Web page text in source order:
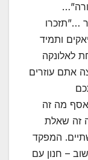
ותמיד
לאלונקה
אתם עוזרים
מה זה
זה שאלת
המפקד
– חנון עם